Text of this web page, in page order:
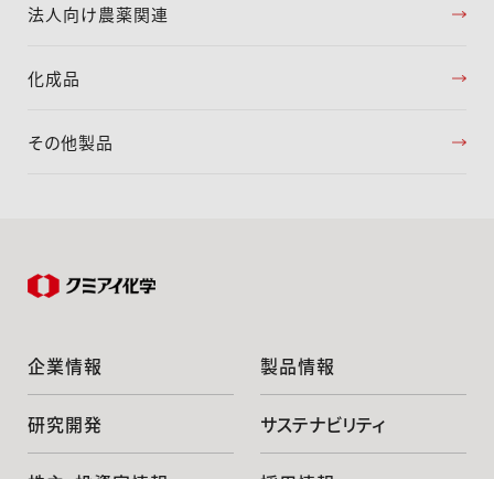
法人向け農薬関連
化成品
その他製品
企業情報 製品情報
研究開発 サステナビリティ